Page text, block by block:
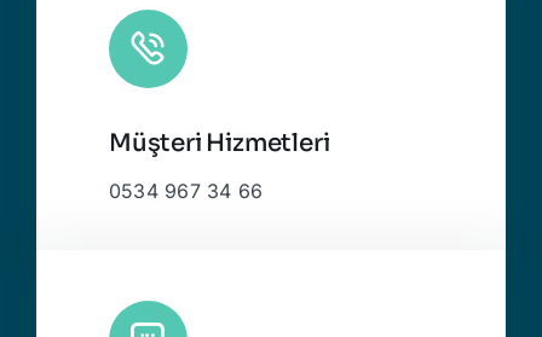
Müşteri Hizmetleri
0534 967 34 66